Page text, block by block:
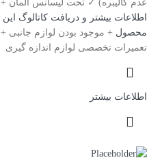
عدم کالیبره) ✓ تحت لیسانس آلمان +
اطلاعات بیشتر و دریافت کاتالوگ این
محصول + موجود بودن لوازم جانبی +
تعمیرات تخصصی لوازم اندازه گیری
اطلاعات بیشتر